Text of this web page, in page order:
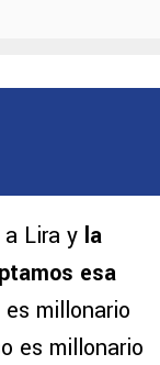
Lira y la
esa
millonario
es millonario